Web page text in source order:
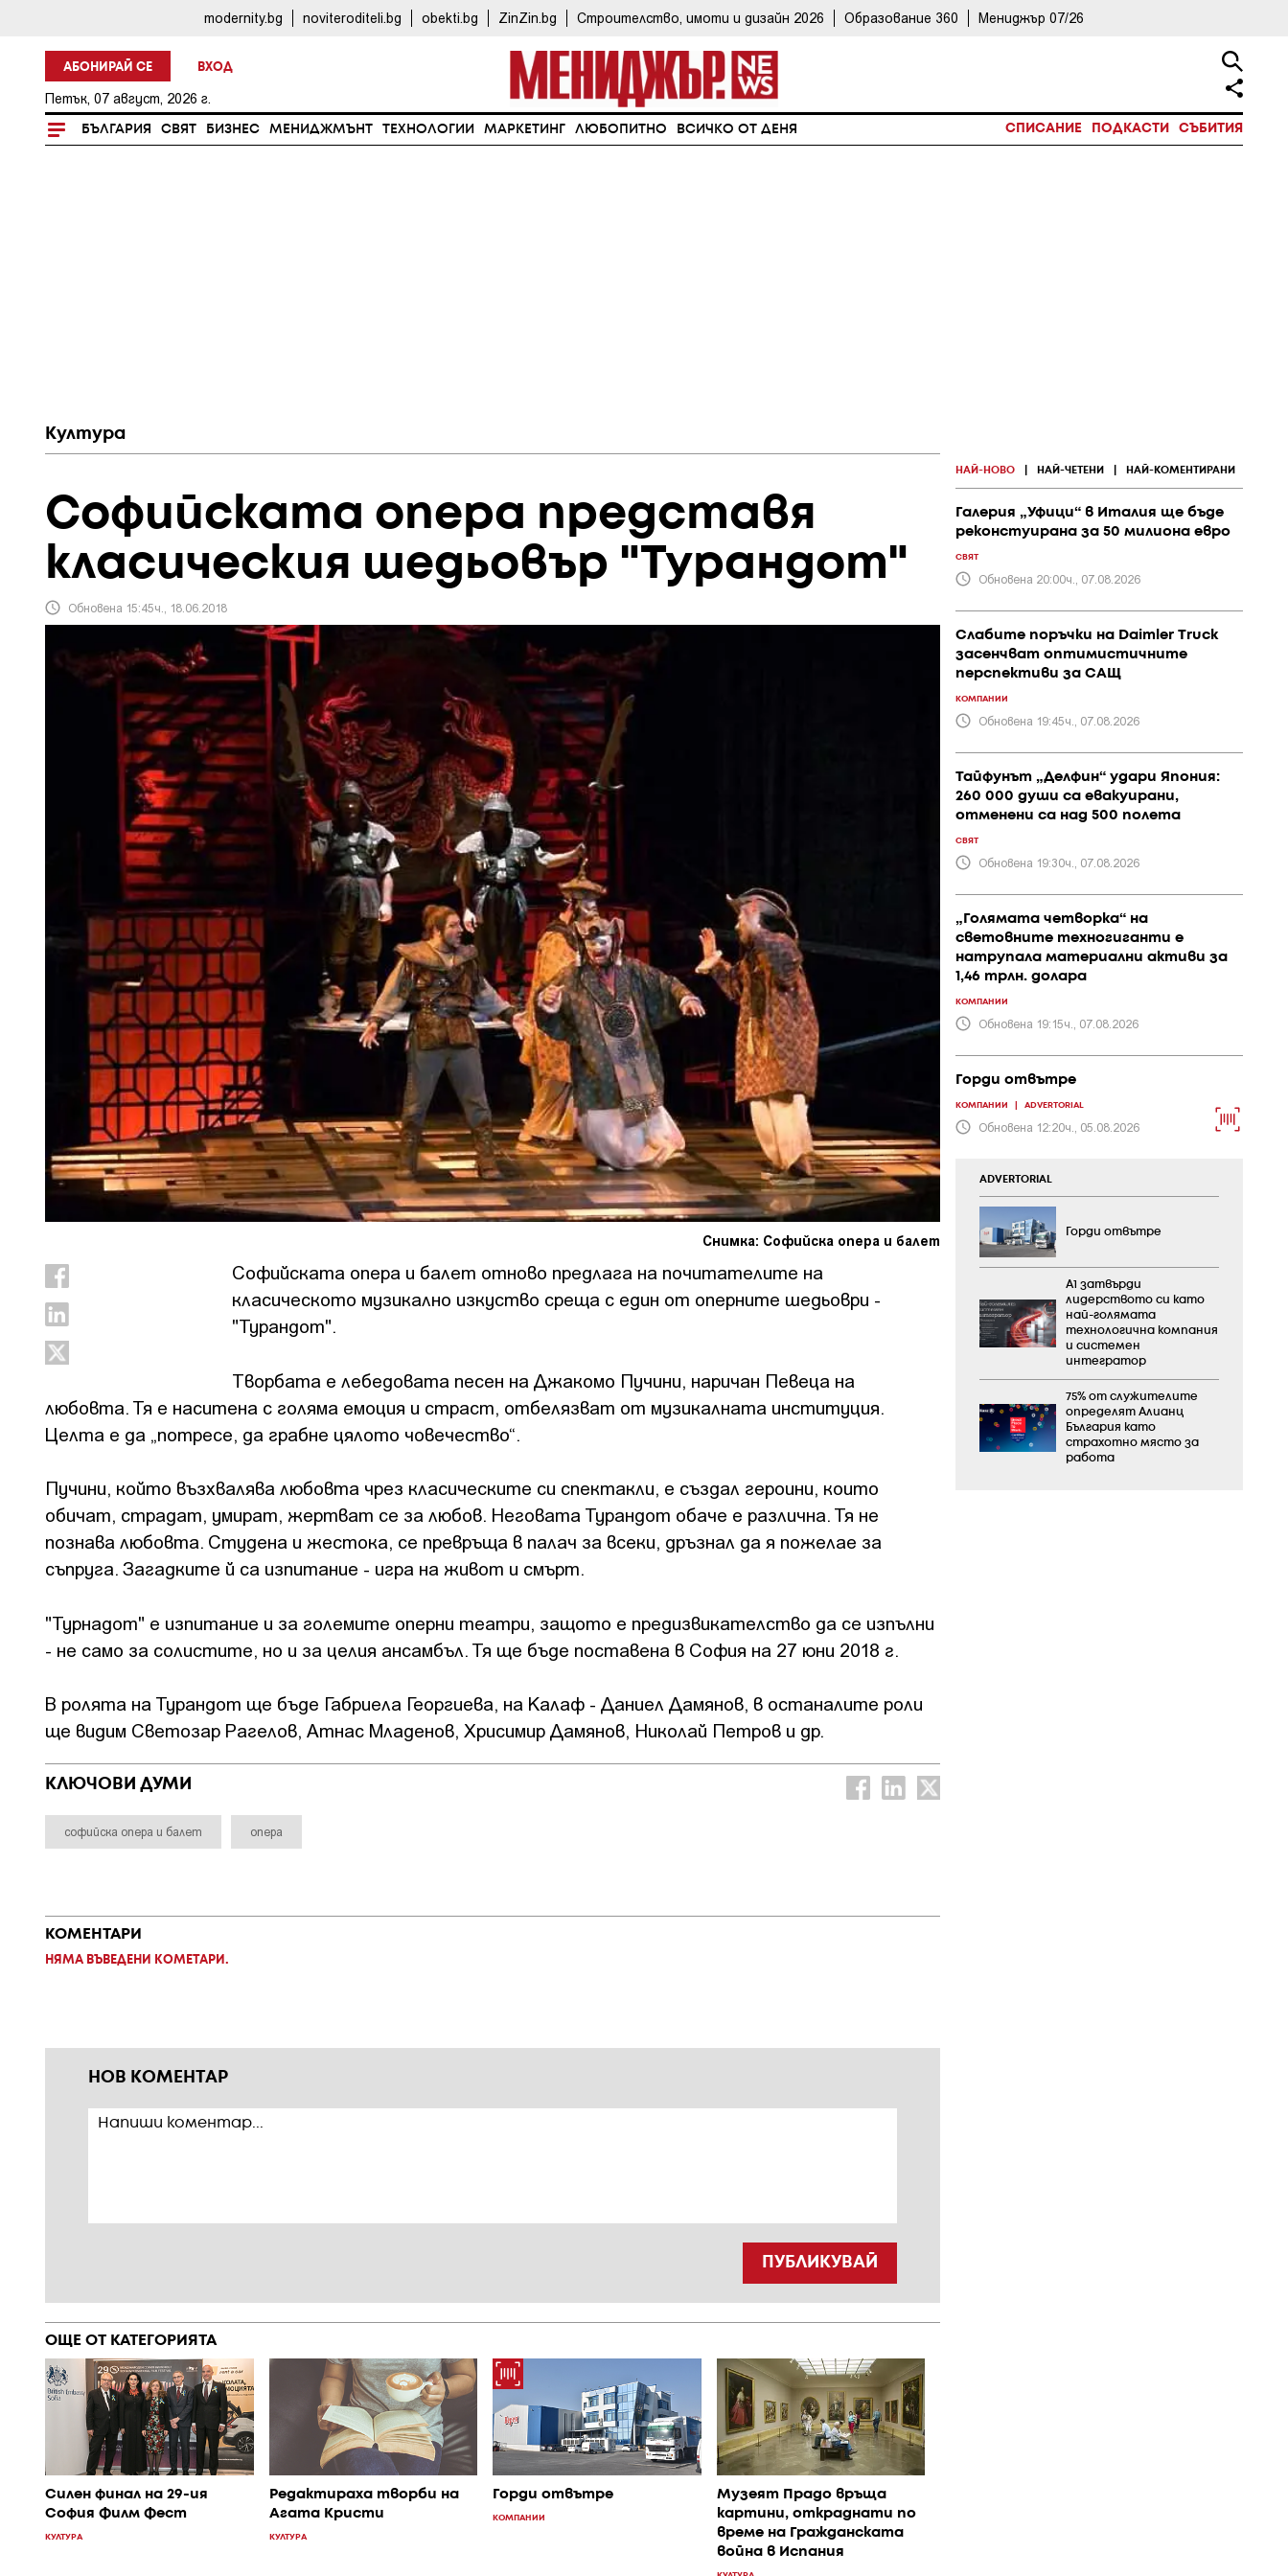
modernity.bg noviteroditeli.bg obekti.bg ZinZin.bg Строителство, имоти и дизайн 2026 Образование 360 Мениджър 07/26
АБОНИРАЙ СЕ ВХОД
Петък, 07 август, 2026 г.
БЪЛГАРИЯ СВЯТ БИЗНЕС МЕНИДЖМЪНТ ТЕХНОЛОГИИ МАРКЕТИНГ ЛЮБОПИТНО ВСИЧКО ОТ ДЕНЯ СПИСАНИЕ ПОДКАСТИ СЪБИТИЯ
Култура
Софийската опера представя
класическия шедьовър "Турандот"
Обновена 15:45ч., 18.06.2018
Снимка: Софийска опера и балет
Софийската опера и балет отново предлага на почитателите на
класическото музикално изкуство среща с един от оперните шедьоври -
"Турандот".
Творбата е лебедовата песен на Джакомо Пучини, наричан Певеца на
любовта. Тя е наситена с голяма емоция и страст, отбелязват от музикалната институция.
Целта е да „потресе, да грабне цялото човечество“.
Пучини, който възхвалява любовта чрез класическите си спектакли, е създал героини, които
обичат, страдат, умират, жертват се за любов. Неговата Турандот обаче е различна. Тя не
познава любовта. Студена и жестока, се превръща в палач за всеки, дръзнал да я пожелае за
съпруга. Загадките й са изпитание - игра на живот и смърт.
"Турнадот" е изпитание и за големите оперни театри, защото е предизвикателство да се изпълни
- не само за солистите, но и за целия ансамбъл. Тя ще бъде поставена в София на 27 юни 2018 г.
В ролята на Турандот ще бъде Габриела Георгиева, на Калаф - Даниел Дамянов, в останалите роли
ще видим Светозар Рагелов, Атнас Младенов, Хрисимир Дамянов, Николай Петров и др.
КЛЮЧОВИ ДУМИ
софийска опера и балет опера
КОМЕНТАРИ
НЯМА ВЪВЕДЕНИ КОМЕТАРИ.
НОВ КОМЕНТАР
ПУБЛИКУВАЙ
ОЩЕ ОТ КАТЕГОРИЯТА
Силен финал на 29-ия
София Филм Фест
КУЛТУРА
Редактираха творби на
Агата Кристи
КУЛТУРА
Горди отвътре
КОМПАНИИ
Музеят Прадо връща
картини, откраднати по
време на Гражданската
война в Испания
НАЙ-НОВО НАЙ-ЧЕТЕНИ НАЙ-КОМЕНТИРАНИ
Галерия „Уфици“ в Италия ще бъде
реконстуирана за 50 милиона евро
СВЯТ
Обновена 20:00ч., 07.08.2026
Слабите поръчки на Daimler Truck
засенчват оптимистичните
перспективи за САЩ
КОМПАНИИ
Обновена 19:45ч., 07.08.2026
Тайфунът „Делфин“ удари Япония:
260 000 души са евакуирани,
отменени са над 500 полета
СВЯТ
Обновена 19:30ч., 07.08.2026
„Голямата четворка“ на
световните техногиганти е
натрупала материални активи за
1,46 трлн. долара
КОМПАНИИ
Обновена 19:15ч., 07.08.2026
Горди отвътре
КОМПАНИИ ADVERTORIAL
Обновена 12:20ч., 05.08.2026
ADVERTORIAL
Горди отвътре
А1 затвърди
лидерството си като
най-голямата
технологична компания
и системен
интегратор
75% от служителите
определят Алианц
България като
страхотно място за
работа